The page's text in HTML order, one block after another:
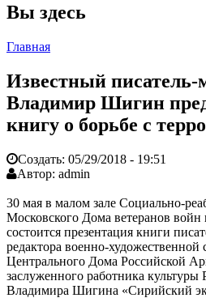
Вы здесь
Главная
Известный писатель-
Владимир Шигин
книгу о борьбе с
Создать: 05/29/2018 - 19:51
Автор: admin
30 мая в малом зале Социально-
Московского Дома ветеранов
состоится презентация книги
редактора военно-художественной
Центрального Дома Российской
заслуженного работника
Владимира Шигина «Сирийский